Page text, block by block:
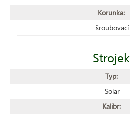
Korunka:
šroubovací
Strojek
Typ:
Solar
Kalibr: